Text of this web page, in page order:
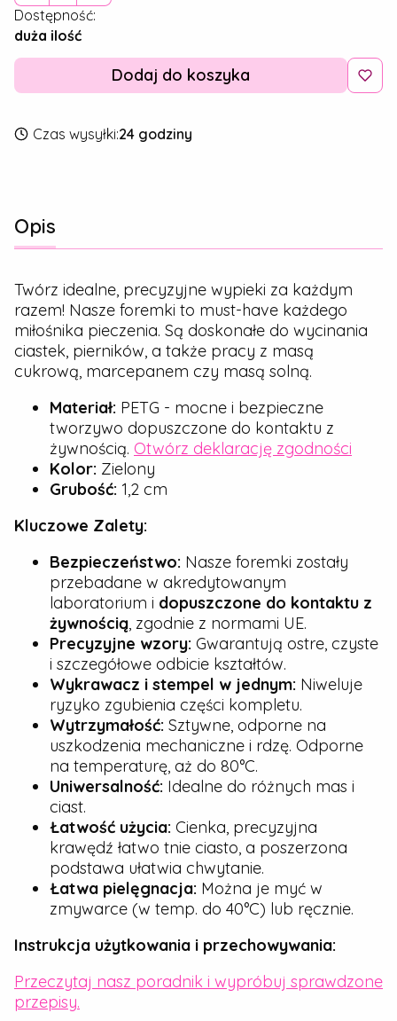
Dostępność:
duża ilość
Dodaj do koszyka
Czas wysyłki:24 godziny
Opis
Twórz idealne, precyzyjne wypieki za każdym
razem! Nasze foremki to must-have każdego
miłośnika pieczenia. Są doskonałe do wycinania
ciastek, pierników, a także pracy z masą
cukrową, marcepanem czy masą solną.
Materiał: PETG - mocne i bezpieczne
tworzywo dopuszczone do kontaktu z
żywnością. Otwórz deklarację zgodności
Kolor: Zielony
Grubość: 1,2 cm
Kluczowe Zalety:
Bezpieczeństwo: Nasze foremki zostały
przebadane w akredytowanym
laboratorium i dopuszczone do kontaktu z
żywnością, zgodnie z normami UE.
Precyzyjne wzory: Gwarantują ostre, czyste
i szczegółowe odbicie kształtów.
Wykrawacz i stempel w jednym: Niweluje
ryzyko zgubienia części kompletu.
Wytrzymałość: Sztywne, odporne na
uszkodzenia mechaniczne i rdzę. Odporne
na temperaturę, aż do 80°C.
Uniwersalność: Idealne do różnych mas i
ciast.
Łatwość użycia: Cienka, precyzyjna
krawędź łatwo tnie ciasto, a poszerzona
podstawa ułatwia chwytanie.
Łatwa pielęgnacja: Można je myć w
zmywarce (w temp. do 40°C) lub ręcznie.
Instrukcja użytkowania i przechowywania:
Przeczytaj nasz poradnik i wypróbuj sprawdzone
przepisy.